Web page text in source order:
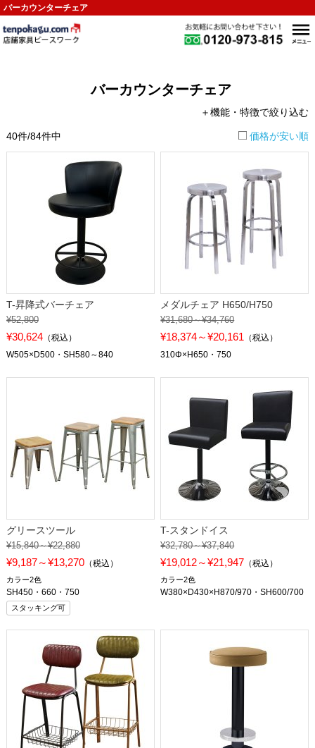
バーカウンターチェア
バーカウンターチェア
＋機能・特徴で絞り込む
40件/84件中 価格が安い順
T-昇降式バーチェア
¥52,800
¥30,624（税込）
W505×D500・SH580～840
メダルチェア H650/H750
¥31,680～¥34,760
¥18,374～¥20,161 （税込）
310Φ×H650・750
グリースツール
¥15,840～¥22,880
¥9,187～¥13,270（税込）
カラー2色
SH450・660・750
スタッキング可
T-スタンドイス
¥32,780～¥37,840
¥19,012～¥21,947 （税込）
カラー2色
W380×D430×H870/970・SH600/700